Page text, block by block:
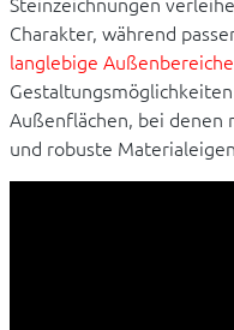
Charakter, während
langlebige Außenbereiche
Außenflächen, bei
und robuste